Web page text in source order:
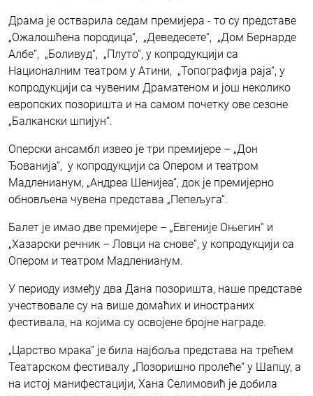
Драма је остварила седам премијера - то су представе
„Ожалошћена породица“, „Деведесете“, „Дом Бернарде
Албе“, „Боливуд“, „Плуто“, у копродукцији са
Националним театром у Атини, „Топографија раја“, у
копродукцији са чувеним Драматеном и још неколико
европских позоришта и на самом почетку ове сезоне
„Балкански шпијун“.
Оперски ансамбл извео је три премијере – „Дон
Ђованија“, у копродукцији са Опером и театром
Мадленианум, „Андреа Шенијеа“, док је премијерно
обновљена чувена представа „Пепељуга“.
Балет је имао две премијере – „Евгеније Оњегин“ и
„Хазарски речник – Ловци на снове“, у копродукцији са
Опером и театром Мадленианум.
У периоду између два Дана позоришта, наше представе
учествовале су на више домаћих и иностраних
фестивала, на којима су освојене бројне награде.
„Царство мрака“ је била најбоља представа на трећем
Театарском фестивалу „Позоришно пролеће“ у Шапцу, а
на истој манифестацији, Хана Селимовић је добила